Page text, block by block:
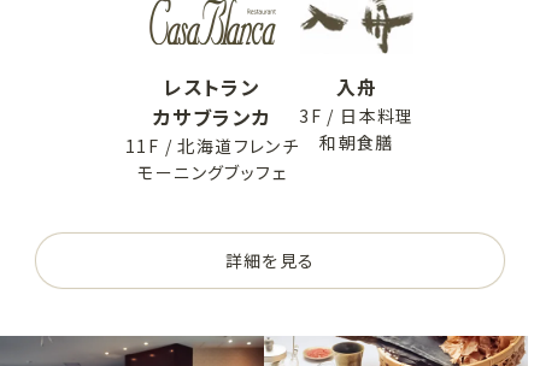
レストラン
カサブランカ
11F / 北海道フレンチ
モーニングブッフェ
入舟
3F / 日本料理
和朝食膳
詳細を見る